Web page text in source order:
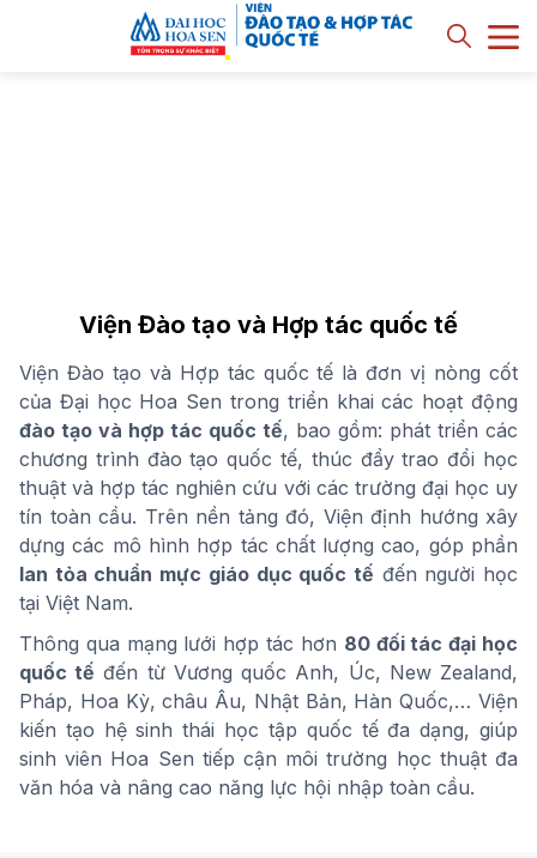
Viện Đào tạo và Hợp tác quốc tế
Viện Đào tạo và Hợp tác quốc tế là đơn vị nòng cốt
của Đại học Hoa Sen trong triển khai các hoạt động
đào tạo và hợp tác quốc tế, bao gồm: phát triển các
chương trình đào tạo quốc tế, thúc đẩy trao đổi học
thuật và hợp tác nghiên cứu với các trường đại học uy
tín toàn cầu. Trên nền tảng đó, Viện định hướng xây
dựng các mô hình hợp tác chất lượng cao, góp phần
lan tỏa chuẩn mực giáo dục quốc tế đến người học
tại Việt Nam.
Thông qua mạng lưới hợp tác hơn 80 đối tác đại học
quốc tế đến từ Vương quốc Anh, Úc, New Zealand,
Pháp, Hoa Kỳ, châu Âu, Nhật Bản, Hàn Quốc,… Viện
kiến tạo hệ sinh thái học tập quốc tế đa dạng, giúp
sinh viên Hoa Sen tiếp cận môi trường học thuật đa
văn hóa và nâng cao năng lực hội nhập toàn cầu.